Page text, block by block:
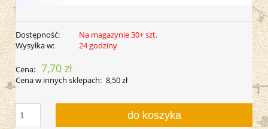
Dostępność:
Na magazynie 30+ szt.
Wysyłka w:
24 godziny
Cena: 7,70 zł
Cena w innych sklepach: 8,50 zł
do koszyka